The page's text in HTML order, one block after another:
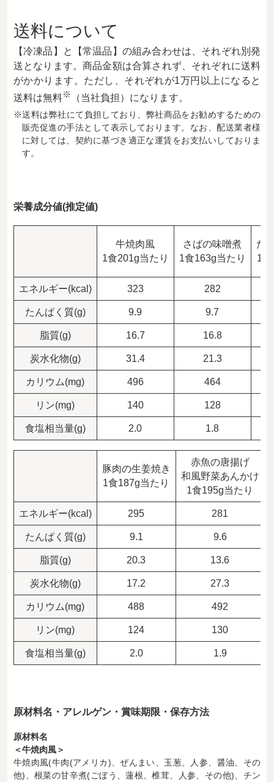
送料について
【冷凍品】と【常温品】の組み合わせは、それぞれ別発
送となります。商品金額は合算されず、それぞれに送料
がかかります。ただし、それぞれが1万円以上になると
送料は無料※ （当社負担）になります。
※送料は弊社にて負担しており、弊社商品をお勧めするための
販売促進の手法として表示しております。なお、配送業者様
に対しては、契約に基づき適正な運賃をお支払いしておりま
す。
栄養成分値(推定値)
牛焼肉風
1食201g当たり
さばの味噌煮
1食163g当たり
た
1
エネルギー(kcal) 323 282
たんぱく質(g) 9.9 9.7
脂質(g) 16.7 16.8
炭水化物(g) 31.4 21.3
カリウム(mg) 496 464
リン(mg) 140 128
食塩相当量(g) 2.0 1.8
豚肉の生姜焼き
1食187g当たり
赤魚の唐揚げ
和風野菜あんかけ
1食195g当たり
エネルギー(kcal) 295 281
たんぱく質(g) 9.1 9.6
脂質(g) 20.3 13.6
炭水化物(g) 17.2 27.3
カリウム(mg) 488 492
リン(mg) 124 130
食塩相当量(g) 2.0 1.9
原材料名・アレルゲン・賞味期限・保存方法
原材料名
＜牛焼肉風＞
牛焼肉風(牛肉(アメリカ)、ぜんまい、玉葱、人参、醤油、その
他)、根菜の甘辛煮(ごぼう、蓮根、椎茸、人参、その他)、チン